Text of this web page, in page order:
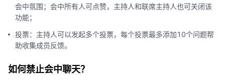
会中氛围；会中所有人可点赞，主持人和联席主持人也可关闭该
功能；
投票：主持人可以发起多个投票，每个投票最多添加10个问题帮
助收集成员反馈。
如何禁止会中聊天？